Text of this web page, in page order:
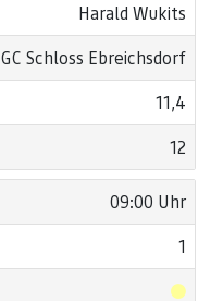
Harald Wukits
GC Schloss Ebreichsdorf
11,4
12
09:00 Uhr
1